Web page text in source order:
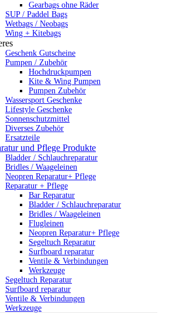
Gearbags ohne Räder
SUP / Paddel Bags
Wetbags / Neobags
Wing + Kitebags
Geschenk Gutscheine
Pumpen / Zubehör
Hochdruckpumpen
Kite & Wing Pumpen
Pumpen Zubehör
Wassersport Geschenke
Lifestyle Geschenke
Sonnenschutzmittel
Diverses Zubehör
Ersatzteile
und Pflege Produkte
Bladder / Schlauchreparatur
Bridles / Waageleinen
Neopren Reparatur+ Pflege
Reparatur + Pflege
Bar Reparatur
Bladder / Schlauchreparatur
Bridles / Waageleinen
Flugleinen
Neopren Reparatur+ Pflege
Segeltuch Reparatur
Surfboard reparatur
Ventile & Verbindungen
Werkzeuge
Segeltuch Reparatur
Surfboard reparatur
Ventile & Verbindungen
Werkzeuge